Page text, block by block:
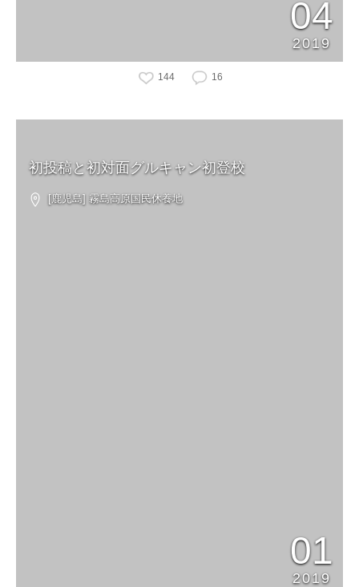
04
2019
144 16
初投稿と初対面グルキャン初登校
[鹿児島] 霧島高原国民休養地
01
2019